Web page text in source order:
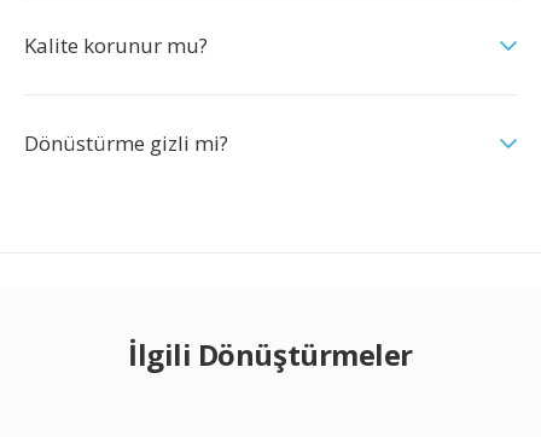
Kalite korunur mu?
Dönüstürme gizli mi?
İlgili Dönüştürmeler